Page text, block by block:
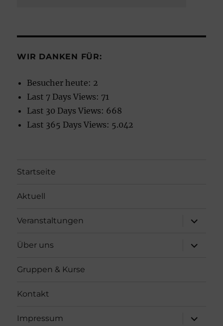
WIR DANKEN FÜR:
Besucher heute: 2
Last 7 Days Views: 71
Last 30 Days Views: 668
Last 365 Days Views: 5.042
Startseite
Aktuell
Veranstaltungen
öffnen
Über uns
öffnen
Gruppen & Kurse
Kontakt
Impressum
öffnen